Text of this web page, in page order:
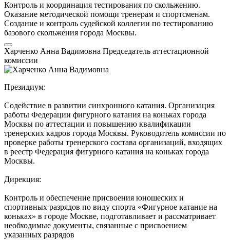
Контроль и координация тестирования по скольжению.
Оказание методической помощи тренерам и спортсменам.
Создание и контроль судейской коллегии по тестированию
базового скольжения города Москвы.
Харченко Анна Вадимовна Председатель аттестационной
комиссии
Президиум:
Содействие в развитии синхронного катания. Организация
работы Федерации фигурного катания на коньках города
Москвы по аттестации и повышению квалификации
тренерских кадров города Москвы. Руководитель комиссии по
проверке работы тренерского состава организаций, входящих
в реестр Федерация фигурного катания на коньках города
Москвы.
Дирекция:
Контроль и обеспечение присвоения юношеских и
спортивных разрядов по виду спорта «Фигурное катание на
коньках» в городе Москве, подготавливает и рассматривает
необходимые документы, связанные с присвоением
указанных разрядов